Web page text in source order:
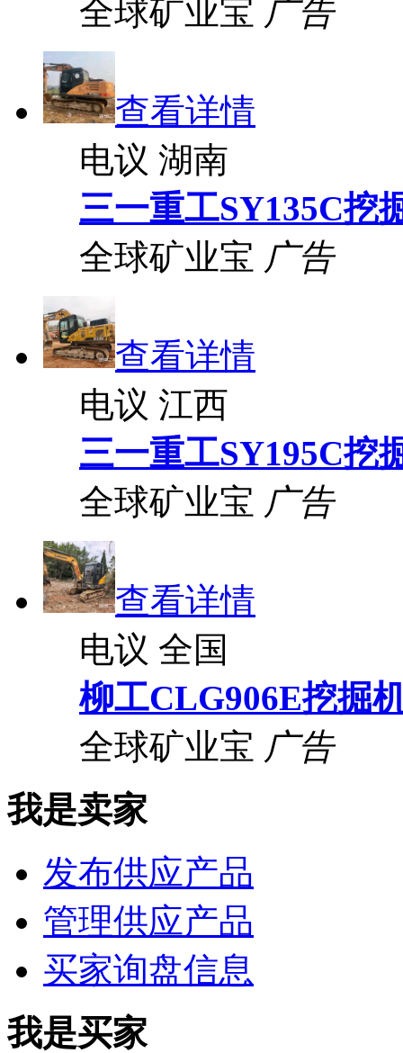
全球矿业宝 广告
查看详情
电议 湖南
三一重工SY135C挖
全球矿业宝 广告
查看详情
电议 江西
三一重工SY195C挖
全球矿业宝 广告
查看详情
电议 全国
柳工CLG906E挖掘
全球矿业宝 广告
我是卖家
发布供应产品
管理供应产品
买家询盘信息
我是买家